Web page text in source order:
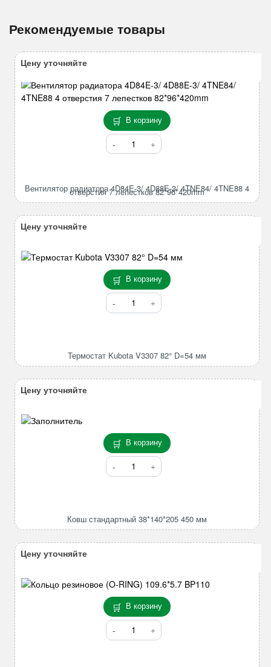
Рекомендуемые товары
В корзину
Количество
товара
4D84E-
3/
4D88E-
4TNE88
отверстия
7
лепестков
82*96*420mm
Вентилятор радиатора 4D84E-3/ 4D88E-3/ 4TNE84/ 4TNE88 4
отверстия 7 лепестков 82*96*420mm
Цену уточняйте
В корзину
Количество
товара
82°
Термостат Kubota V3307 82° D=54 мм
Цену уточняйте
В корзину
Количество
товара
450
Ковш стандартный 38*140*205 450 мм
Цену уточняйте
В корзину
Количество
товара
Цену уточняйте